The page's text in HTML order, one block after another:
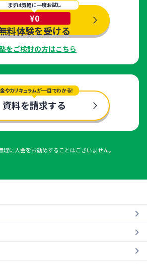
まずは気軽に一度お試し
¥0
料体験を受ける
をご検討の方はこちら
やカリキュラムが一目でわかる！
資料を請求する
に入会をお勧めすることはございません。